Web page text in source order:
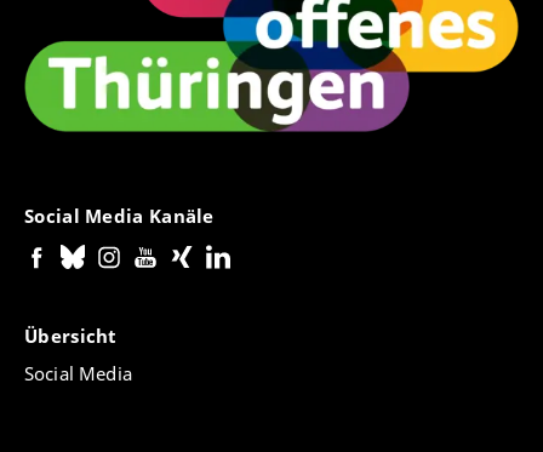
Social Media Kanäle
Übersicht
Social Media